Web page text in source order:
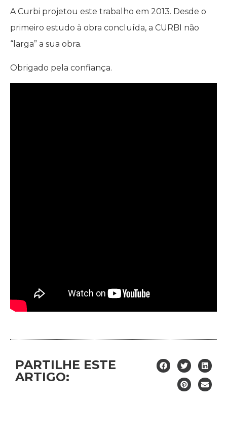
A Curbi projetou este trabalho em 2013. Desde o
primeiro estudo à obra concluída, a CURBI não
“larga” a sua obra.
Obrigado pela confiança.
PARTILHE ESTE
ARTIGO: